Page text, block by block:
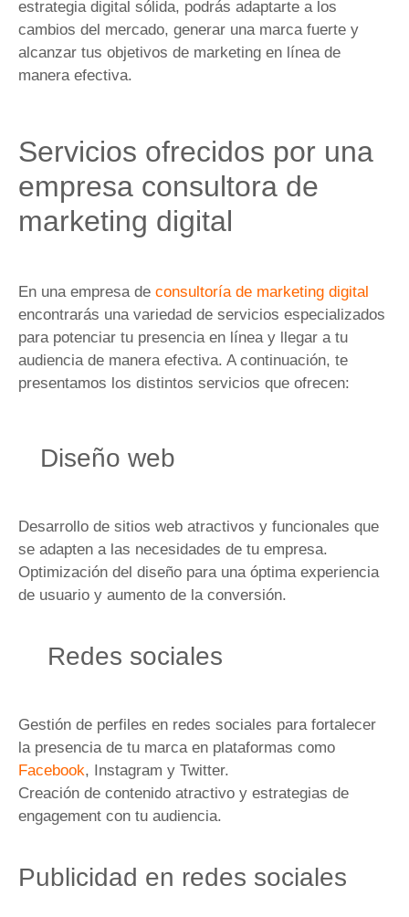
estrategia digital sólida, podrás adaptarte a los
cambios del mercado, generar una marca fuerte y
alcanzar tus objetivos de marketing en línea de
manera efectiva.
Servicios ofrecidos por una
empresa consultora de
marketing digital
En una empresa de consultoría de marketing digital
encontrarás una variedad de servicios especializados
para potenciar tu presencia en línea y llegar a tu
audiencia de manera efectiva. A continuación, te
presentamos los distintos servicios que ofrecen:
Diseño web
Desarrollo de sitios web atractivos y funcionales que
se adapten a las necesidades de tu empresa.
Optimización del diseño para una óptima experiencia
de usuario y aumento de la conversión.
Redes sociales
Gestión de perfiles en redes sociales para fortalecer
la presencia de tu marca en plataformas como
Facebook, Instagram y Twitter.
Creación de contenido atractivo y estrategias de
engagement con tu audiencia.
Publicidad en redes sociales